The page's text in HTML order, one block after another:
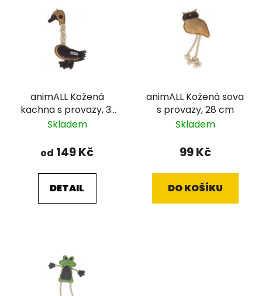
animALL Kožená
kachna s provazy, 31
cm
Skladem
od 149 Kč
DETAIL
animALL Kožená sova
s provazy, 28 cm
Skladem
99 Kč
DO KOŠÍKU